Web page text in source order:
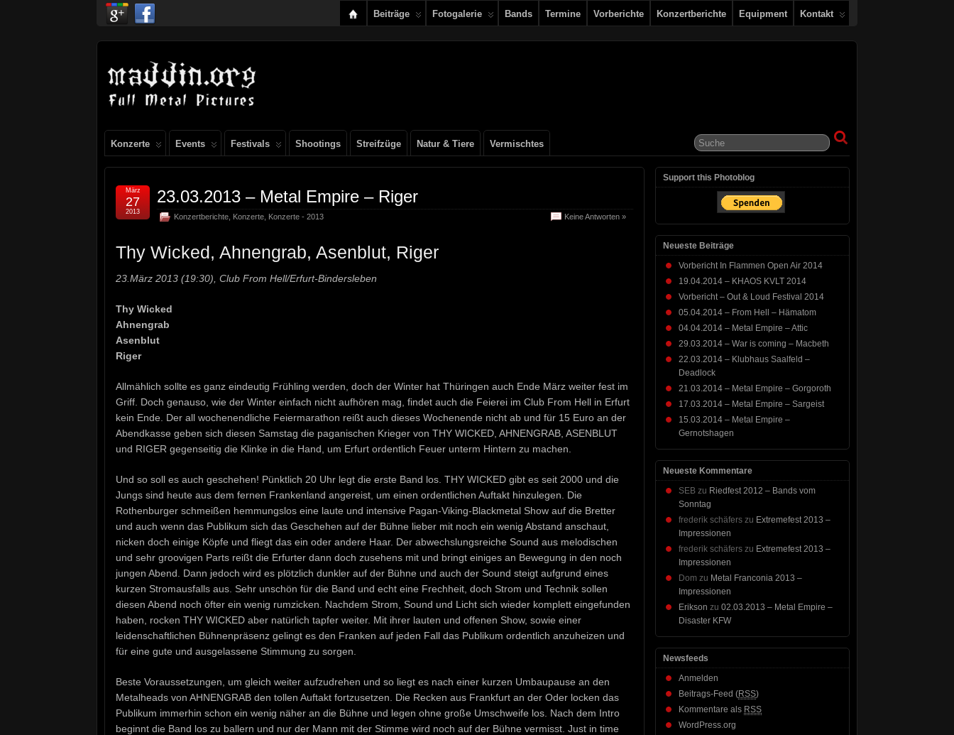
Beiträge Fotogalerie Bands Termine Vorberichte Konzertberichte Equipment Kontakt
Konzerte Events Festivals Shootings Streifzüge Natur & Tiere Vermischtes
23.03.2013 – Metal Empire – Riger
Konzertberichte Konzerte Konzerte - 2013 Keine Antworten »
März
27
2013
Thy Wicked, Ahnengrab, Asenblut, Riger
23.März 2013 (19:30), Club From Hell/Erfurt-Bindersleben
Thy Wicked
Ahnengrab
Asenblut
Riger
Allmählich sollte es ganz eindeutig Frühling werden, doch der Winter hat Thüringen auch Ende März weiter fest im
Griff. Doch genauso, wie der Winter einfach nicht aufhören mag, findet auch die Feierei im Club From Hell in Erfurt
kein Ende. Der all wochenendliche Feiermarathon reißt auch dieses Wochenende nicht ab und für 15 Euro an der
Abendkasse geben sich diesen Samstag die paganischen Krieger von THY WICKED, AHNENGRAB, ASENBLUT
und RIGER gegenseitig die Klinke in die Hand, um Erfurt ordentlich Feuer unterm Hintern zu machen.
Und so soll es auch geschehen! Pünktlich 20 Uhr legt die erste Band los. THY WICKED gibt es seit 2000 und die
Jungs sind heute aus dem fernen Frankenland angereist, um einen ordentlichen Auftakt hinzulegen. Die
Rothenburger schmeißen hemmungslos eine laute und intensive Pagan-Viking-Blackmetal Show auf die Bretter
und auch wenn das Publikum sich das Geschehen auf der Bühne lieber mit noch ein wenig Abstand anschaut,
nicken doch einige Köpfe und fliegt das ein oder andere Haar. Der abwechslungsreiche Sound aus melodischen
und sehr groovigen Parts reißt die Erfurter dann doch zusehens mit und bringt einiges an Bewegung in den noch
jungen Abend. Dann jedoch wird es plötzlich dunkler auf der Bühne und auch der Sound steigt aufgrund eines
kurzen Stromausfalls aus. Sehr unschön für die Band und echt eine Frechheit, doch Strom und Technik sollen
diesen Abend noch öfter ein wenig rumzicken. Nachdem Strom, Sound und Licht sich wieder komplett eingefunden
haben, rocken THY WICKED aber natürlich tapfer weiter. Mit ihrer lauten und offenen Show, sowie einer
leidenschaftlichen Bühnenpräsenz gelingt es den Franken auf jeden Fall das Publikum ordentlich anzuheizen und
für eine gute und ausgelassene Stimmung zu sorgen.
Beste Voraussetzungen, um gleich weiter aufzudrehen und so liegt es nach einer kurzen Umbaupause an den
Metalheads von AHNENGRAB den tollen Auftakt fortzusetzen. Die Recken aus Frankfurt an der Oder locken das
Publikum immerhin schon ein wenig näher an die Bühne und legen ohne große Umschweife los. Nach dem Intro
beginnt die Band los zu ballern und nur der Mann mit der Stimme wird noch auf der Bühne vermisst. Just in time
Support this Photoblog
Neueste Beiträge
Vorbericht In Flammen Open Air 2014
19.04.2014 – KHAOS KVLT 2014
Vorbericht – Out & Loud Festival 2014
05.04.2014 – From Hell – Hämatom
04.04.2014 – Metal Empire – Attic
29.03.2014 – War is coming – Macbeth
22.03.2014 – Klubhaus Saalfeld –
Deadlock
21.03.2014 – Metal Empire – Gorgoroth
17.03.2014 – Metal Empire – Sargeist
15.03.2014 – Metal Empire –
Gernotshagen
Neueste Kommentare
SEB zu Riedfest 2012 – Bands vom
Sonntag
frederik schäfers zu Extremefest 2013 –
Impressionen
frederik schäfers zu Extremefest 2013 –
Impressionen
Dom zu Metal Franconia 2013 –
Impressionen
Erikson zu 02.03.2013 – Metal Empire –
Disaster KFW
Newsfeeds
Anmelden
Beitrags-Feed (RSS)
Kommentare als RSS
WordPress.org